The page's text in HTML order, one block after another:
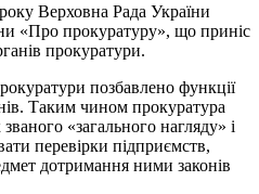
Верховна Рада України
«Про прокуратуру», що приніс
прокуратури.
позбавлено функції
Таким чином прокуратура
«загального нагляду» і
перевірки підприємств,
дотримання ними законів